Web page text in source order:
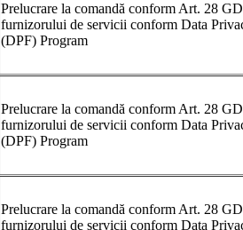
Prelucrare la comandă conform Art. 28
furnizorului de servicii conform Data
(DPF) Program
Prelucrare la comandă conform Art. 28
furnizorului de servicii conform Data
(DPF) Program
Prelucrare la comandă conform Art. 28
furnizorului de servicii conform Data